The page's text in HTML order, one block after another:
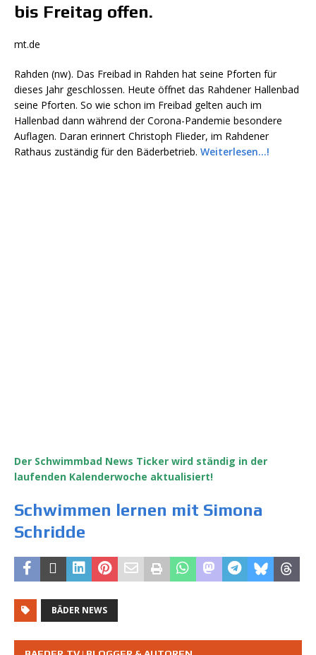
bis Freitag offen.
mt.de
Rahden (nw). Das Freibad in Rahden hat seine Pforten für
dieses Jahr geschlossen. Heute öffnet das Rahdener Hallenbad
seine Pforten. So wie schon im Freibad gelten auch im
Hallenbad dann während der Corona-Pandemie besondere
Auflagen. Daran erinnert Christoph Flieder, im Rahdener
Rathaus zuständig für den Bäderbetrieb. Weiterlesen…!
Der Schwimmbad News Ticker wird ständig in der
laufenden Kalenderwoche aktualisiert!
Schwimmen lernen mit Simona
Schridde
BÄDER NEWS